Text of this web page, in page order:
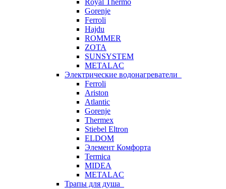
Royal Thermo
Gorenje
Ferroli
Hajdu
ROMMER
ZOTA
SUNSYSTEM
METALAC
Электрические водонагреватели
Ferroli
Ariston
Atlantic
Gorenje
Thermex
Stiebel Eltron
ELDOM
Элемент Комфорта
Termica
MIDEA
METALAC
Трапы для душа